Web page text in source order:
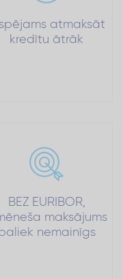
atmaksāt
kredītu ātrāk
BEZ EURIBOR,
maksājums
nemainīgs